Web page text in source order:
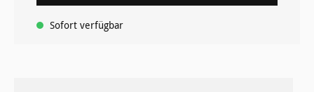
Sofort verfügbar